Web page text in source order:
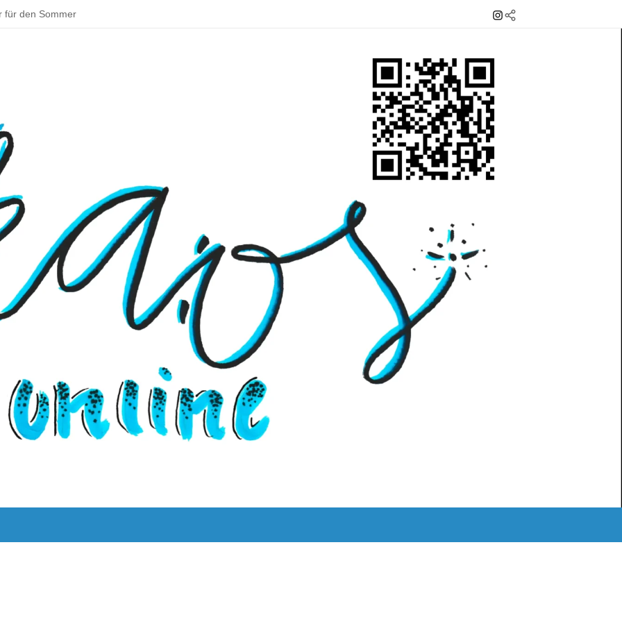
für den Sommer
beim Schulfest
Rund um Jena
muss in Deutschland Gewerbe anmelden
ins Klassenzimmer: Das Praxissemester
Schulmensa beginnt
und Wissenswertes über Doping
Instagram